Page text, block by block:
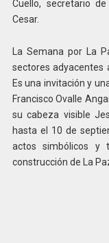
Cuello, secretario
Cesar.
La Semana por La
sectores adyacentes
Es una invitación y
Francisco Ovalle
su cabeza visible
hasta el 10 de
actos simbólicos
construcción de La